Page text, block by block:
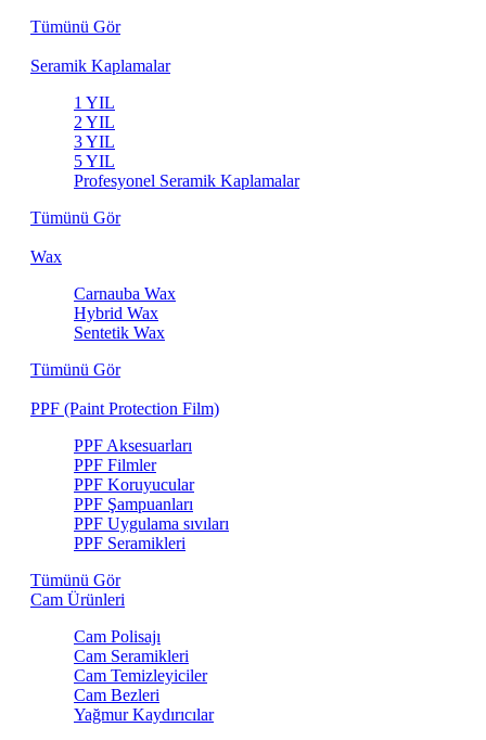
Tümünü Gör
Seramik Kaplamalar
1 YIL
2 YIL
3 YIL
5 YIL
Profesyonel Seramik Kaplamalar
Tümünü Gör
Wax
Carnauba Wax
Hybrid Wax
Sentetik Wax
Tümünü Gör
PPF (Paint Protection Film)
PPF Aksesuarları
PPF Filmler
PPF Koruyucular
PPF Şampuanları
PPF Uygulama sıvıları
PPF Seramikleri
Tümünü Gör
Cam Ürünleri
Cam Polisajı
Cam Seramikleri
Cam Temizleyiciler
Cam Bezleri
Yağmur Kaydırıcılar